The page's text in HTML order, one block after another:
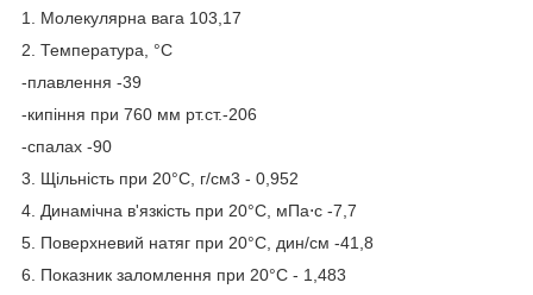
1. Молекулярна вага 103,17
2. Температура, °С
-плавлення -39
-кипіння при 760 мм рт.ст.-206
-спалах -90
3. Щільність при 20°C, г/см3 - 0,952
4. Динамічна в'язкість при 20°C, мПа⋅с -7,7
5. Поверхневий натяг при 20°C, дин/см -41,8
6. Показник заломлення при 20°C - 1,483